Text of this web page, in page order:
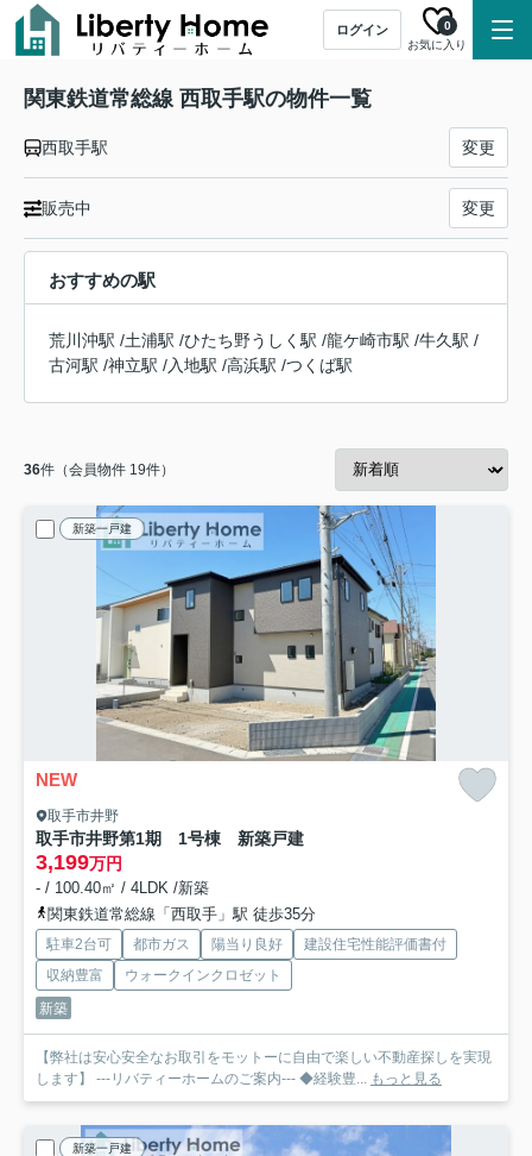
ログイン
お気に入り
0
関東鉄道常総線 西取手駅の物件一覧
西取手駅 変更
販売中 変更
おすすめの駅
荒川沖駅 /土浦駅 /ひたち野うしく駅 /龍ケ崎市駅 /牛久駅 /
古河駅 /神立駅 /入地駅 /高浜駅 /つくば駅
36件（会員物件 19件）
新築一戸建
NEW
取手市井野
取手市井野第1期 1号棟 新築戸建
3,199万円
- / 100.40㎡ / 4LDK /新築
関東鉄道常総線「西取手」駅 徒歩35分
駐車2台可 都市ガス 陽当り良好
建設住宅性能評価書付
収納豊富
ウォークインクロゼット
新築
【弊社は安心安全なお取引をモットーに自由で楽しい不動産探しを実現
します】 ---リバティーホームのご案内--- ◆経験豊... もっと見る
新築一戸建